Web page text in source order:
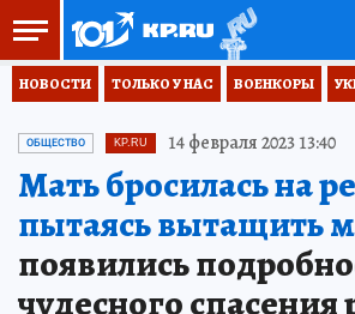
НОВОСТИ ТОЛЬКО У НАС ВОЕНКОРЫ
ОБЩЕСТВО KP.RU 14 февраля 2023 13:40
Мать бросилась на
пытаясь вытащить
появились
чудесного спасения